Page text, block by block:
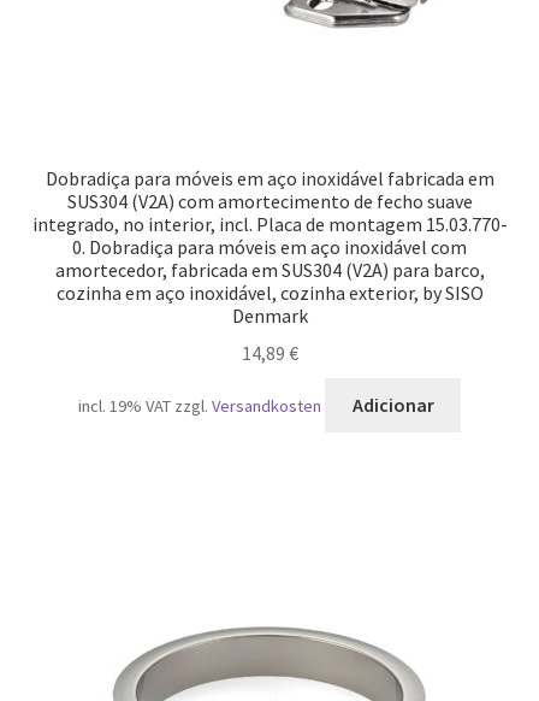
Dobradiça para móveis em aço inoxidável fabricada em
SUS304 (V2A) com amortecimento de fecho suave
integrado, no interior, incl. Placa de montagem 15.03.770-
0. Dobradiça para móveis em aço inoxidável com
amortecedor, fabricada em SUS304 (V2A) para barco,
cozinha em aço inoxidável, cozinha exterior, by SISO
Denmark
14,89 €
incl. 19% VAT zzgl. Versandkosten Adicionar